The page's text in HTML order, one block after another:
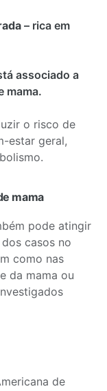
– rica em
associado a
mama.
o risco de
estar geral,
mama
pode atingir
casos no
como nas
da mama ou
de